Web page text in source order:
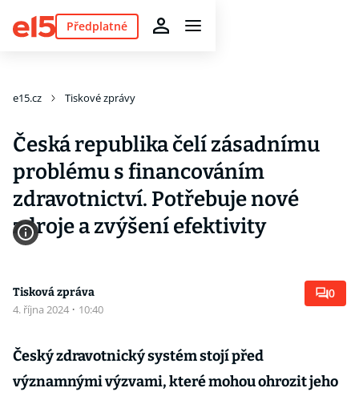
Předplatné
e15.cz Tiskové zprávy
Česká republika čelí zásadnímu
problému s financováním
zdravotnictví. Potřebuje nové
zdroje a zvýšení efektivity
Tisková zpráva
4. října 2024 · 10:40
0
Český zdravotnický systém stojí před
významnými výzvami, které mohou ohrozit jeho